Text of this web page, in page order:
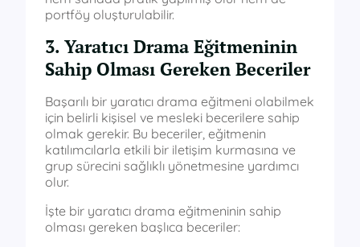
portföy oluşturulabilir.
3. Yaratıcı Drama Eğitmeninin
Sahip Olması Gereken Beceriler
Başarılı bir yaratıcı drama eğitmeni olabilmek
için belirli kişisel ve mesleki becerilere sahip
olmak gerekir. Bu beceriler, eğitmenin
katılımcılarla etkili bir iletişim kurmasına ve
grup sürecini sağlıklı yönetmesine yardımcı
olur.
İşte bir yaratıcı drama eğitmeninin sahip
olması gereken başlıca beceriler: